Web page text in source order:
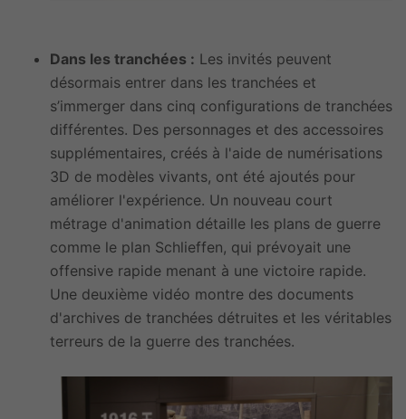
Dans les tranchées : Les invités peuvent
désormais entrer dans les tranchées et
s’immerger dans cinq configurations de tranchées
différentes. Des personnages et des accessoires
supplémentaires, créés à l'aide de numérisations
3D de modèles vivants, ont été ajoutés pour
améliorer l'expérience. Un nouveau court
métrage d'animation détaille les plans de guerre
comme le plan Schlieffen, qui prévoyait une
offensive rapide menant à une victoire rapide.
Une deuxième vidéo montre des documents
d'archives de tranchées détruites et les véritables
terreurs de la guerre des tranchées.